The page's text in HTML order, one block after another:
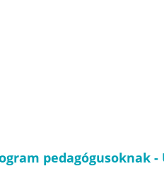
pedagógusoknak -